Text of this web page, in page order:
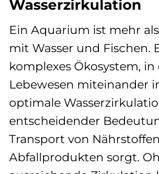
Wasserzirkulation
Ein Aquarium ist mehr
mit Wasser und Fischen.
komplexes Ökosystem,
Lebewesen miteinander
optimale
entscheidender
Transport von
Abfallprodukten sorgt.